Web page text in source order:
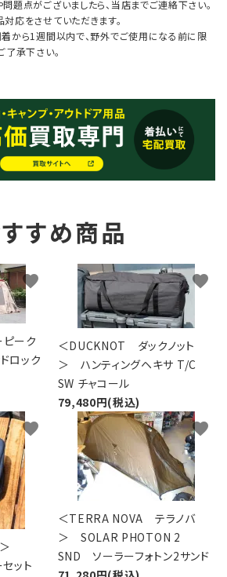
題点がございましたら、当店までご連絡下さい。
応をさせていただきます。
から1週間以内で、野外でご使用になる前に限
了承下さい。
すめ商品
ーク
ック
favorite
＜DUCKNOT ダックノット
＞ ハンティングヘキサ T/C
SW チャコール
79,480円(税込)
favorite
ット
favorite
＜TERRA NOVA テラノバ
＞ SOLAR PHOTON 2
SND ソーラーフォトン2サンド
favorite